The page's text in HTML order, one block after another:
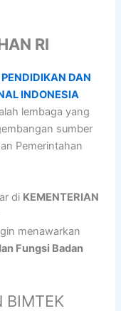
RI
DAN
INDONESIA
lembaga yang
sumber
Pemerintahan
di KEMENTERIAN
menawarkan
Fungsi Badan
BIMTEK